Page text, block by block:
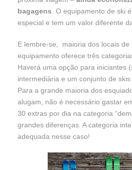
bagagens . O equipamento de ski
especial e tem um valor diferente
E lembre-se, maioria dos locais de
equipamento oferece três
Haverá uma opção para iniciantes
intermediária e um conjunto de skis
Para a grande maioria dos
alugam, não é necessário gastar
30 extras por dia na categoria
grandes diferenças. A categoria
adequada nesse caso!